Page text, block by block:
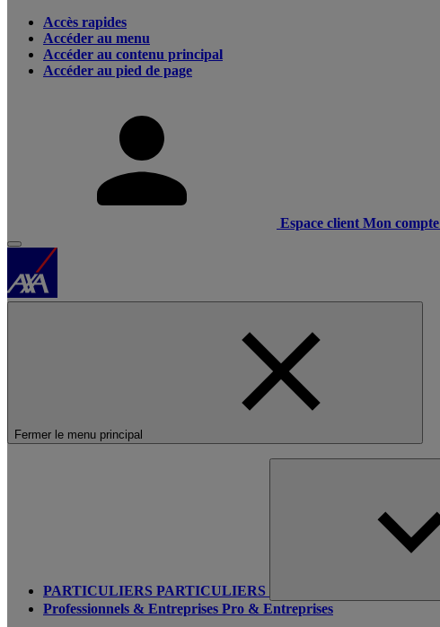
Accès rapides
Accéder au menu
Accéder au contenu principal
Accéder au pied de page
Espace client Mon compte
Fermer le menu principal
PARTICULIERS PARTICULIERS
Professionnels & Entreprises Pro & Entreprises